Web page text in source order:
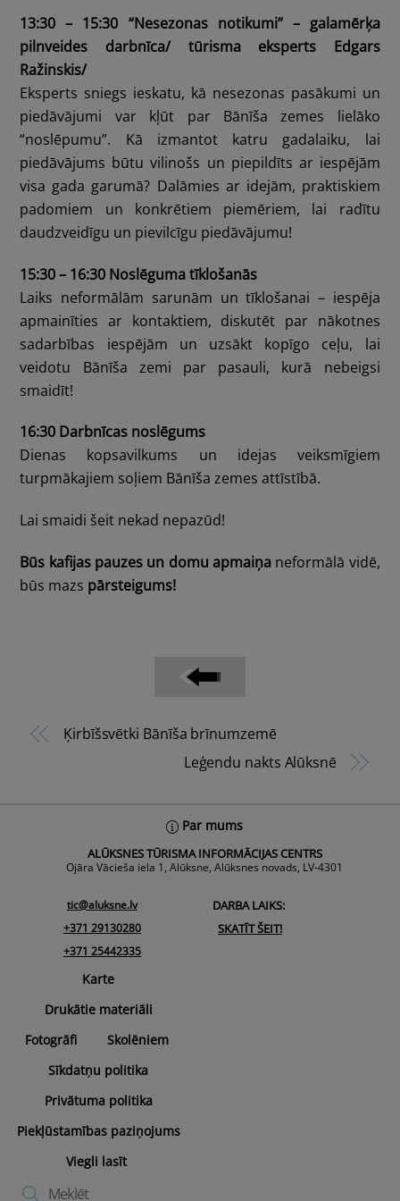
13:30 – 15:30 “Nesezonas notikumi” – galamērķa
pilnveides darbnīca/ tūrisma eksperts Edgars
Ražinskis/
Eksperts sniegs ieskatu, kā nesezonas pasākumi un
piedāvājumi var kļūt par Bānīša zemes lielāko
“noslēpumu”. Kā izmantot katru gadalaiku, lai
piedāvājums būtu vilinošs un piepildīts ar iespējām
visa gada garumā? Dalāmies ar idejām, praktiskiem
padomiem un konkrētiem piemēriem, lai radītu
daudzveidīgu un pievilcīgu piedāvājumu!
15:30 – 16:30 Noslēguma tīklošanās
Laiks neformālām sarunām un tīklošanai – iespēja
apmainīties ar kontaktiem, diskutēt par nākotnes
sadarbības iespējām un uzsākt kopīgo ceļu, lai
veidotu Bānīša zemi par pasauli, kurā nebeigsi
smaidīt!
16:30 Darbnīcas noslēgums
Dienas kopsavilkums un idejas veiksmīgiem
turpmākajiem soļiem Bānīša zemes attīstībā.
Lai smaidi šeit nekad nepazūd!
Būs kafijas pauzes un domu apmaiņaneformālā vidē,
būs mazs pārsteigums!
Ķirbīšsvētki Bānīša brīnumzemē
Leģendu nakts Alūksnē
Par mums
ALŪKSNES TŪRISMA INFORMĀCIJAS CENTRS
Ojāra Vācieša iela 1, Alūksne, Alūksnes novads, LV-4301
tic@aluksne.lv
+371 29130280
+371 25442335
DARBA LAIKS:
SKATĪT ŠEIT!
Karte
Drukātie materiāli
Fotogrāfi
Skolēniem
Sīkdatņu politika
Privātuma politika
Piekļūstamības paziņojums
Viegli lasīt